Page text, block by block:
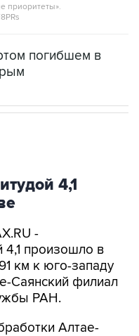
приоритеты».
погибшем в
4,1
-
4,1 произошло в
км к юго-западу
Саянский филиал
РАН.
Алтае-